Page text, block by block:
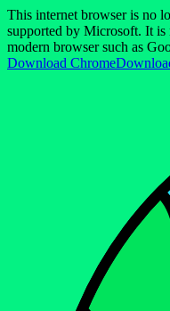
This internet browser is no
supported by Microsoft. It is
modern browser such as
Download Chrome